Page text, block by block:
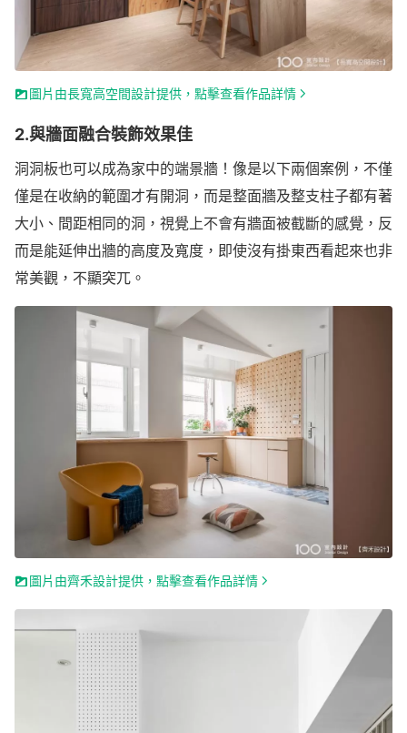
圖片由長寬高空間設計提供，點擊查看作品詳情
2.與牆面融合裝飾效果佳
洞洞板也可以成為家中的端景牆！像是以下兩個案例，不僅
僅是在收納的範圍才有開洞，而是整面牆及整支柱子都有著
大小、間距相同的洞，視覺上不會有牆面被截斷的感覺，反
而是能延伸出牆的高度及寬度，即使沒有掛東西看起來也非
常美觀，不顯突兀。
圖片由齊禾設計提供，點擊查看作品詳情